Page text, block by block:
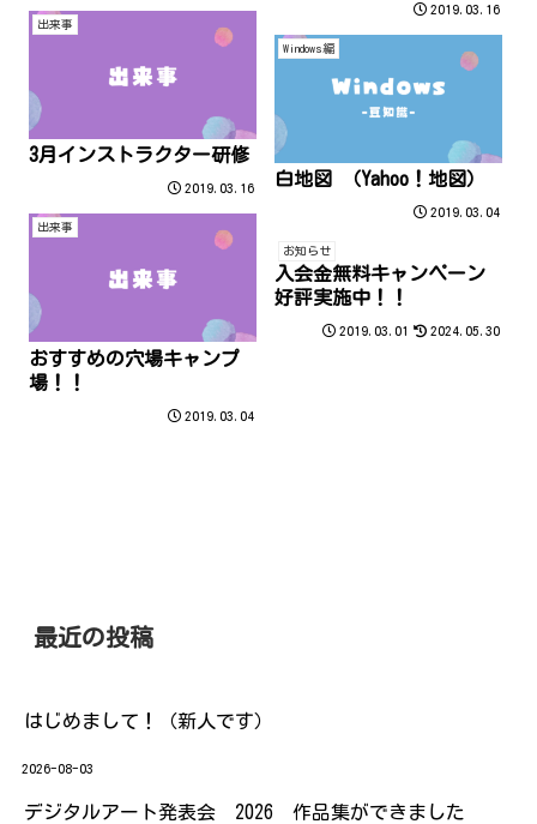
2019.03.16
出来事
3月インストラクター研修
2019.03.16
Windows編
白地図 （Yahoo！地図）
2019.03.04
出来事
おすすめの穴場キャンプ
場！！
2019.03.04
お知らせ
入会金無料キャンペーン
好評実施中！！
2019.03.01 2024.05.30
最近の投稿
はじめまして！（新人です）
2026-08-03
デジタルアート発表会 2026 作品集ができました